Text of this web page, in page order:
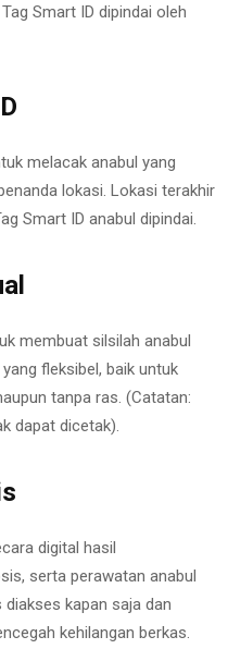
Smart ID dipindai oleh
melacak anabul yang
lokasi. Lokasi terakhir
Smart ID anabul dipindai.
membuat silsilah anabul
fleksibel, baik untuk
tanpa ras. (Catatan:
dapat dicetak).
digital hasil
serta perawatan anabul
diakses kapan saja dan
kehilangan berkas.